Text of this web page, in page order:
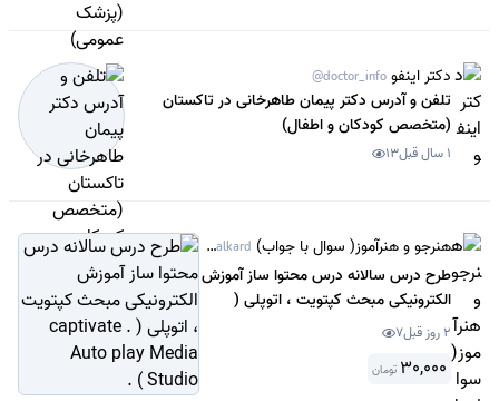
دکتر اینفو @doctor_info
تلفن و آدرس دکتر پیمان طاهرخانی در تاکستان
(متخصص کودکان و اطفال)
1 سال قبل 13
هنرجو و هنرآموز( سوال با جواب) @Sanjeshamalkard
طرح درس سالانه درس محتوا ساز آموزش
الکترونیکی مبحث کپتویت ، اتوپلی (
captivate . Auto play Media Studio
) .
2 روز قبل 7
30,000 تومان